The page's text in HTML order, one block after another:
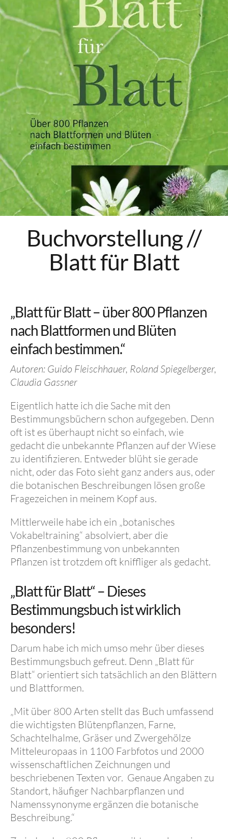
Über mich
Mein Buch
Kontakt
Newsletter
Heilpflanzen Ausbildung
(online) // ab September
FacebookPinterestInstagram
Buchvorstellung //
Blatt für Blatt
„Blatt für Blatt – über 800 Pflanzen
nach Blattformen und Blüten
einfach bestimmen.“
Autoren: Guido Fleischhauer, Roland Spiegelberger,
Claudia Gassner
Eigentlich hatte ich die Sache mit den
Bestimmungsbüchern schon aufgegeben. Denn
oft ist es überhaupt nicht so einfach, wie
gedacht die unbekannte Pflanzen auf der Wiese
zu identifizieren. Entweder blüht sie gerade
nicht, oder das Foto sieht ganz anders aus, oder
die botanischen Beschreibungen lösen große
Fragezeichen in meinem Kopf aus.
Mittlerweile habe ich ein „botanisches
Vokabeltraining“ absolviert, aber die
Pflanzenbestimmung von unbekannten
Pflanzen ist trotzdem oft kniffliger als gedacht.
„Blatt für Blatt“ – Dieses
Bestimmungsbuch ist wirklich
besonders!
Darum habe ich mich umso mehr über dieses
Bestimmungsbuch gefreut. Denn „Blatt für
Blatt“ orientiert sich tatsächlich an den Blättern
und Blattformen.
„Mit über 800 Arten stellt das Buch umfassend
die wichtigsten Blütenpflanzen, Farne,
Schachtelhalme, Gräser und Zwergehölze
Mitteleuropaas in 1100 Farbfotos und 2000
wissenschaftlichen Zeichnungen und
beschriebenen Texten vor. Genaue Angaben zu
Standort, häufiger Nachbarpflanzen und
Namenssynonyme ergänzen die botanische
Beschreibung.“